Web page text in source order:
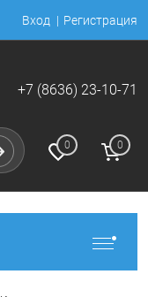
Вход Регистрация
+7 (8636) 23-10-71
0 0